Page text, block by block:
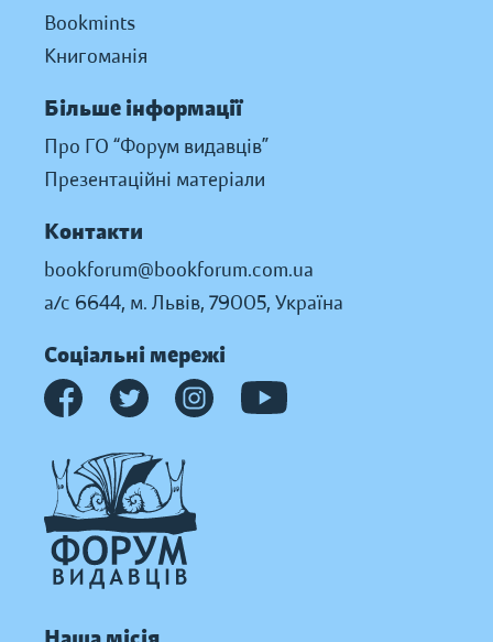
Bookmints
Книгоманія
Більше інформації
Про ГО “Форум видавців”
Презентаційні матеріали
Контакти
bookforum@bookforum.com.ua
а/с 6644, м. Львів, 79005, Україна
Соціальні мережі